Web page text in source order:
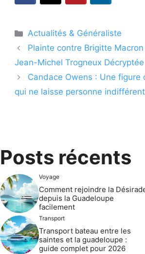
Catégories
Actualités & Généraliste
Plainte contre Brigitte Macron
Jean-Michel Trogneux Décryptée
Candace Owens : Une figure
qui ne laisse personne indifférent
Posts récents
Voyage
Comment rejoindre la
depuis la Guadeloupe
facilement
Transport
Transport bateau entre les
saintes et la guadeloupe :
guide complet pour 2026